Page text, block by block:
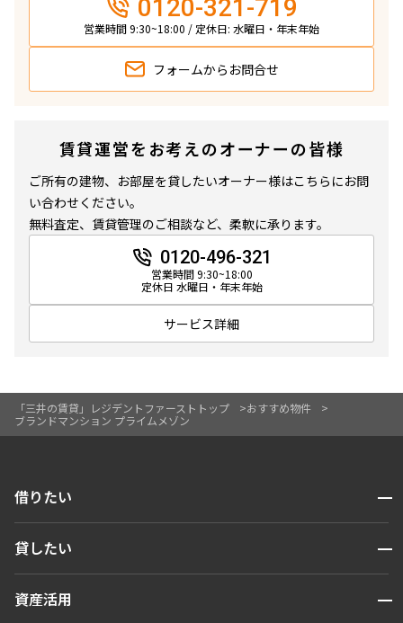
「三井の賃貸」レジデントファーストトップ
おすすめ物件
ブランドマンション プライムメゾン
0120-321-719
営業時間 9:30~18:00 / 定休日: 水曜日・年末年始
フォームから お問合せ
賃貸運営をお考えのオーナーの皆様
ご所有の建物、お部屋を貸したいオーナー様はこちらにお問
い合わせください。
無料査定、賃貸管理のご相談など、柔軟に承ります。
0120-496-321
営業時間 9:30~18:00
定休日 水曜日・年末年始
サービス詳細
借りたい 開閉
人気エリアから探す
貸したい 開閉
お問い合わせ
資産活用 開閉